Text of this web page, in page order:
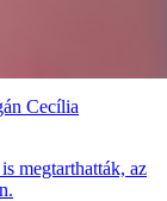
Cecília
megtarthatták, az